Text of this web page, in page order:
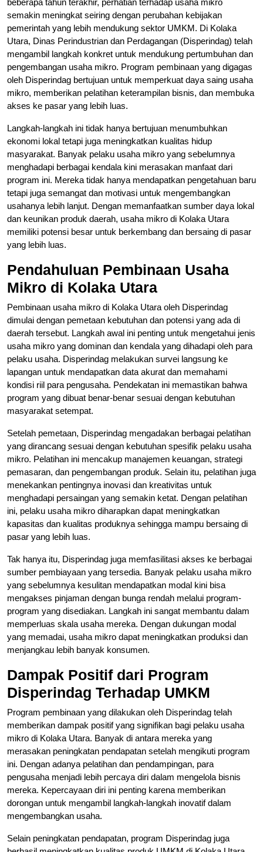
beberapa tahun terakhir, perhatian terhadap usaha mikro
semakin meningkat seiring dengan perubahan kebijakan
pemerintah yang lebih mendukung sektor UMKM. Di Kolaka
Utara, Dinas Perindustrian dan Perdagangan (Disperindag) telah
mengambil langkah konkret untuk mendukung pertumbuhan dan
pengembangan usaha mikro. Program pembinaan yang digagas
oleh Disperindag bertujuan untuk memperkuat daya saing usaha
mikro, memberikan pelatihan keterampilan bisnis, dan membuka
akses ke pasar yang lebih luas.
Langkah-langkah ini tidak hanya bertujuan menumbuhkan
ekonomi lokal tetapi juga meningkatkan kualitas hidup
masyarakat. Banyak pelaku usaha mikro yang sebelumnya
menghadapi berbagai kendala kini merasakan manfaat dari
program ini. Mereka tidak hanya mendapatkan pengetahuan baru
tetapi juga semangat dan motivasi untuk mengembangkan
usahanya lebih lanjut. Dengan memanfaatkan sumber daya lokal
dan keunikan produk daerah, usaha mikro di Kolaka Utara
memiliki potensi besar untuk berkembang dan bersaing di pasar
yang lebih luas.
Pendahuluan Pembinaan Usaha
Mikro di Kolaka Utara
Pembinaan usaha mikro di Kolaka Utara oleh Disperindag
dimulai dengan pemetaan kebutuhan dan potensi yang ada di
daerah tersebut. Langkah awal ini penting untuk mengetahui jenis
usaha mikro yang dominan dan kendala yang dihadapi oleh para
pelaku usaha. Disperindag melakukan survei langsung ke
lapangan untuk mendapatkan data akurat dan memahami
kondisi riil para pengusaha. Pendekatan ini memastikan bahwa
program yang dibuat benar-benar sesuai dengan kebutuhan
masyarakat setempat.
Setelah pemetaan, Disperindag mengadakan berbagai pelatihan
yang dirancang sesuai dengan kebutuhan spesifik pelaku usaha
mikro. Pelatihan ini mencakup manajemen keuangan, strategi
pemasaran, dan pengembangan produk. Selain itu, pelatihan juga
menekankan pentingnya inovasi dan kreativitas untuk
menghadapi persaingan yang semakin ketat. Dengan pelatihan
ini, pelaku usaha mikro diharapkan dapat meningkatkan
kapasitas dan kualitas produknya sehingga mampu bersaing di
pasar yang lebih luas.
Tak hanya itu, Disperindag juga memfasilitasi akses ke berbagai
sumber pembiayaan yang tersedia. Banyak pelaku usaha mikro
yang sebelumnya kesulitan mendapatkan modal kini bisa
mengakses pinjaman dengan bunga rendah melalui program-
program yang disediakan. Langkah ini sangat membantu dalam
memperluas skala usaha mereka. Dengan dukungan modal
yang memadai, usaha mikro dapat meningkatkan produksi dan
menjangkau lebih banyak konsumen.
Dampak Positif dari Program
Disperindag Terhadap UMKM
Program pembinaan yang dilakukan oleh Disperindag telah
memberikan dampak positif yang signifikan bagi pelaku usaha
mikro di Kolaka Utara. Banyak di antara mereka yang
merasakan peningkatan pendapatan setelah mengikuti program
ini. Dengan adanya pelatihan dan pendampingan, para
pengusaha menjadi lebih percaya diri dalam mengelola bisnis
mereka. Kepercayaan diri ini penting karena memberikan
dorongan untuk mengambil langkah-langkah inovatif dalam
mengembangkan usaha.
Selain peningkatan pendapatan, program Disperindag juga